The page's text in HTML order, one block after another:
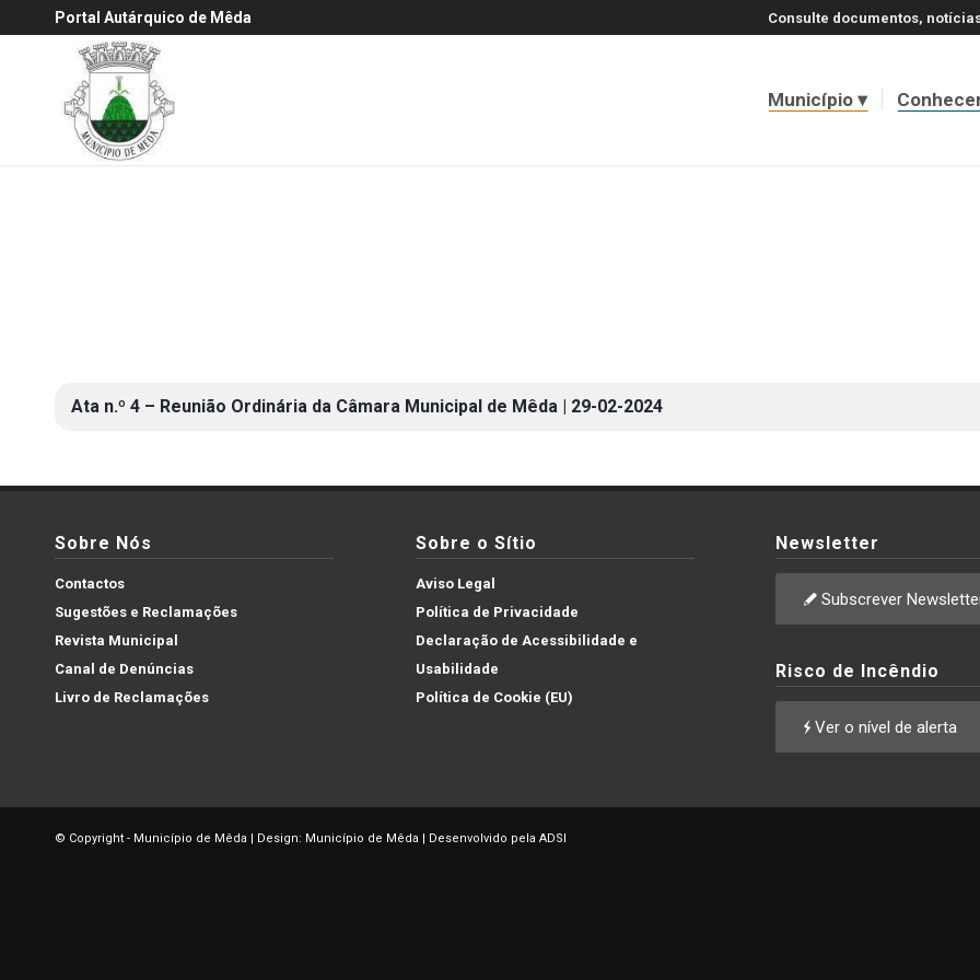
Portal Autárquico de Mêda Consulte documentos,
Município
Ata n.º 4 – Reunião Ordinária da Câmara Municipal de Mêda | 29-02-2024
Sobre Nós
Contactos
Sugestões e Reclamações
Revista Municipal
Canal de Denúncias
Livro de Reclamações
Sobre o Sítio
Aviso Legal
Política de Privacidade
Declaração de Acessibilidade e
Usabilidade
Política de Cookie (EU)
Newsletter
Subscrever
Risco de Incêndio
Ver o nível de alerta
© Copyright - Município de Mêda | Design: Município de Mêda | Desenvolvido pela ADSI